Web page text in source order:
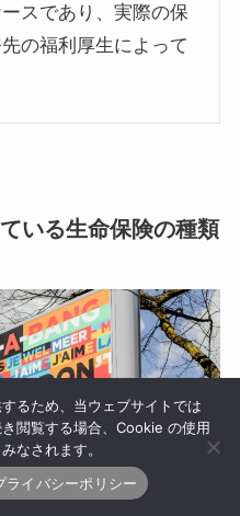
スであり、実際の保
の福利厚生によって
いる生命保険の種類
るため、当ウェブサイトでは
閲覧する場合、Cookie の使用
なされます。
ライバシーポリシー